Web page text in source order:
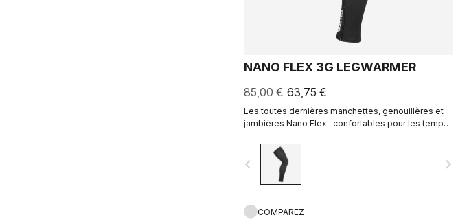
NANO FLEX 3G LEGWARMER
85,00 € 63,75 €
Les toutes dernières manchettes, genouillères et
jambières Nano Flex : confortables pour les temps
pour les conditions extrêmes.
navigate_before navigate_next
COMPAREZ